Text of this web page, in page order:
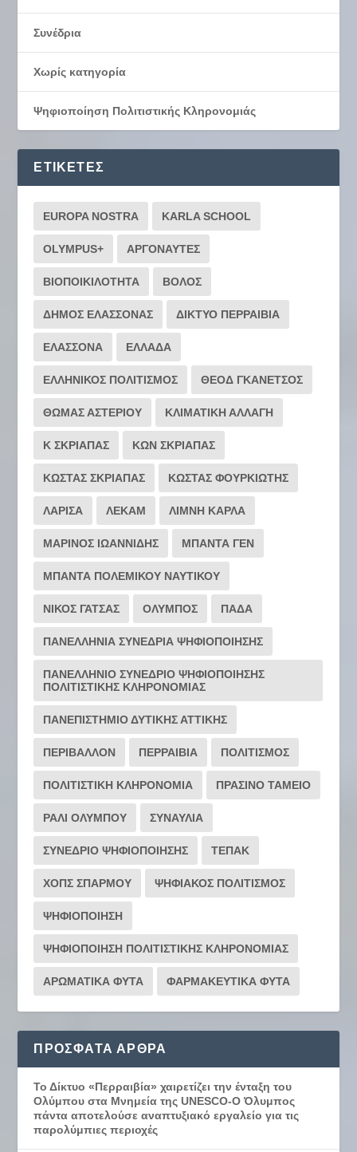
Συνέδρια
Χωρίς κατηγορία
Ψηφιοποίηση Πολιτιστικής Κληρονομιάς
ΕΤΙΚΈΤΕΣ
EUROPA NOSTRA KARLA SCHOOL
OLYMPUS+ ΑΡΓΟΝΑΥΤΕΣ
ΒΙΟΠΟΙΚΙΛΟΤΗΤΑ ΒΟΛΟΣ
ΔΗΜΟΣ ΕΛΑΣΣΟΝΑΣ ΔΙΚΤΥΟ ΠΕΡΡΑΙΒΙΑ
ΕΛΑΣΣΟΝΑ ΕΛΛΑΔΑ
ΕΛΛΗΝΙΚΟΣ ΠΟΛΙΤΙΣΜΟΣ ΘΕΟΔ ΓΚΑΝΕΤΣΟΣ
ΘΩΜΑΣ ΑΣΤΕΡΙΟΥ ΚΛΙΜΑΤΙΚΗ ΑΛΛΑΓΗ
Κ ΣΚΡΙΑΠΑΣ ΚΩΝ ΣΚΡΙΑΠΑΣ
ΚΩΣΤΑΣ ΣΚΡΙΑΠΑΣ ΚΩΣΤΑΣ ΦΟΥΡΚΙΩΤΗΣ
ΛΑΡΙΣΑ ΛΕΚΑΜ ΛΙΜΝΗ ΚΑΡΛΑ
ΜΑΡΙΝΟΣ ΙΩΑΝΝΙΔΗΣ ΜΠΑΝΤΑ ΓΕΝ
ΜΠΑΝΤΑ ΠΟΛΕΜΙΚΟΥ ΝΑΥΤΙΚΟΥ
ΝΙΚΟΣ ΓΑΤΣΑΣ ΟΛΥΜΠΟΣ ΠΑΔΑ
ΠΑΝΕΛΛΗΝΙΑ ΣΥΝΕΔΡΙΑ ΨΗΦΙΟΠΟΙΗΣΗΣ
ΠΑΝΕΛΛΗΝΙΟ ΣΥΝΕΔΡΙΟ ΨΗΦΙΟΠΟΙΗΣΗΣ
ΠΟΛΙΤΙΣΤΙΚΗΣ ΚΛΗΡΟΝΟΜΙΑΣ
ΠΑΝΕΠΙΣΤΗΜΙΟ ΔΥΤΙΚΗΣ ΑΤΤΙΚΗΣ
ΠΕΡΙΒΑΛΛΟΝ ΠΕΡΡΑΙΒΙΑ ΠΟΛΙΤΙΣΜΟΣ
ΠΟΛΙΤΙΣΤΙΚΗ ΚΛΗΡΟΝΟΜΙΑ ΠΡΑΣΙΝΟ ΤΑΜΕΙΟ
ΡΆΛΙ ΟΛΎΜΠΟΥ ΣΥΝΑΥΛΙΑ
ΣΥΝΕΔΡΙΟ ΨΗΦΙΟΠΟΙΗΣΗΣ ΤΕΠΑΚ
ΧΟΠΣ ΣΠΑΡΜΟΥ ΨΗΦΙΑΚΟΣ ΠΟΛΙΤΙΣΜΟΣ
ΨΗΦΙΟΠΟΙΗΣΗ
ΨΗΦΙΟΠΟΙΗΣΗ ΠΟΛΙΤΙΣΤΙΚΗΣ ΚΛΗΡΟΝΟΜΙΑΣ
ΑΡΩΜΑΤΙΚΑ ΦΥΤΑ ΦΑΡΜΑΚΕΥΤΙΚΑ ΦΥΤΑ
ΠΡΌΣΦΑΤΑ ΆΡΘΡΑ
Το Δίκτυο «Περραιβία» χαιρετίζει την ένταξη του
Ολύμπου στα Μνημεία της UNESCO-Ο Όλυμπος
πάντα αποτελούσε αναπτυξιακό εργαλείο για τις
παρολύμπιες περιοχές